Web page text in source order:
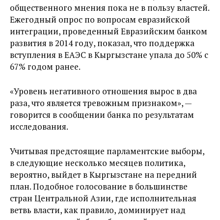
общественного мнения пока не в пользу властей.
Ежегодный опрос по вопросам евразийской
интеграции, проведенный Евразийским банком
развития в 2014 году, показал, что поддержка
вступления в ЕАЭС в Кыргызстане упала до 50% с
67% годом ранее.
«Уровень негативного отношения вырос в два
раза, что является тревожным признаком», —
говорится в сообщении банка по результатам
исследования.
Учитывая предстоящие парламентские выборы,
в следующие несколько месяцев политика,
вероятно, выйдет в Кыргызстане на передний
план. Подобное голосование в большинстве
стран Центральной Азии, где исполнительная
ветвь власти, как правило, доминирует над